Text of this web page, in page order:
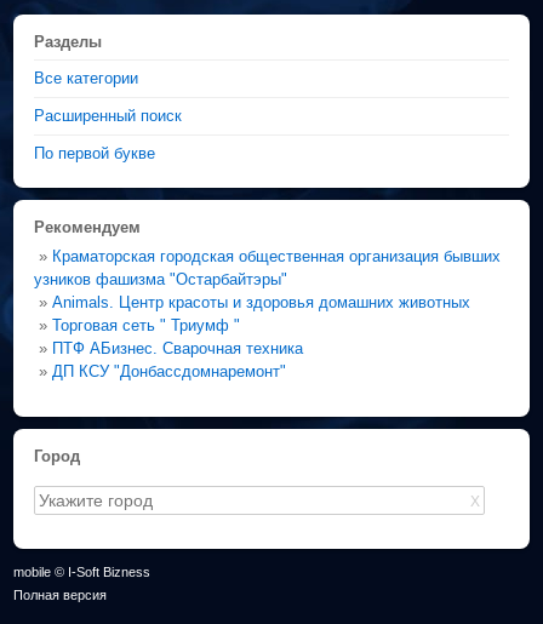
Разделы
Все категории
Расширенный поиск
По первой букве
Рекомендуем
» Краматорская городская общественная организация бывших
узников фашизма "Остарбайтэры"
»Animals. Центр красоты и здоровья домашних животных
»Торговая сеть " Триумф "
» ПТФ АБизнес. Сварочная техника
» ДП КСУ "Донбассдомнаремонт"
Город
X
mobile © I-Soft Bizness
Полная версия